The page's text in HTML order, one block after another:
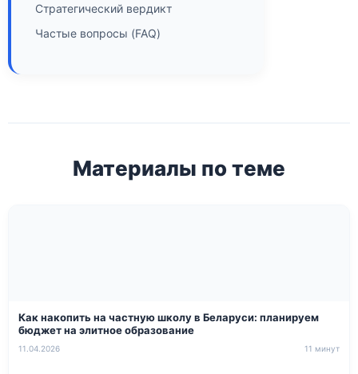
Стратегический вердикт
Частые вопросы (FAQ)
Материалы по теме
Как накопить на частную школу в Беларуси: планируем
бюджет на элитное образование
11.04.2026 11 минут